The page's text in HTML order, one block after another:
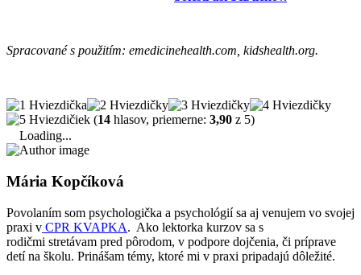
Spracované s použitím: emedicinehealth.com, kidshealth.org.
(14 hlasov, priemerne: 3,90 z 5)
Loading...
Mária Kopčíková
Povolaním som psychologička a psychológií sa aj venujem vo svojej
praxi v CPR KVAPKA. Ako lektorka kurzov sa s
rodičmi stretávam pred pôrodom, v podpore dojčenia, či príprave
detí na školu. Prinášam témy, ktoré mi v praxi pripadajú dôležité.